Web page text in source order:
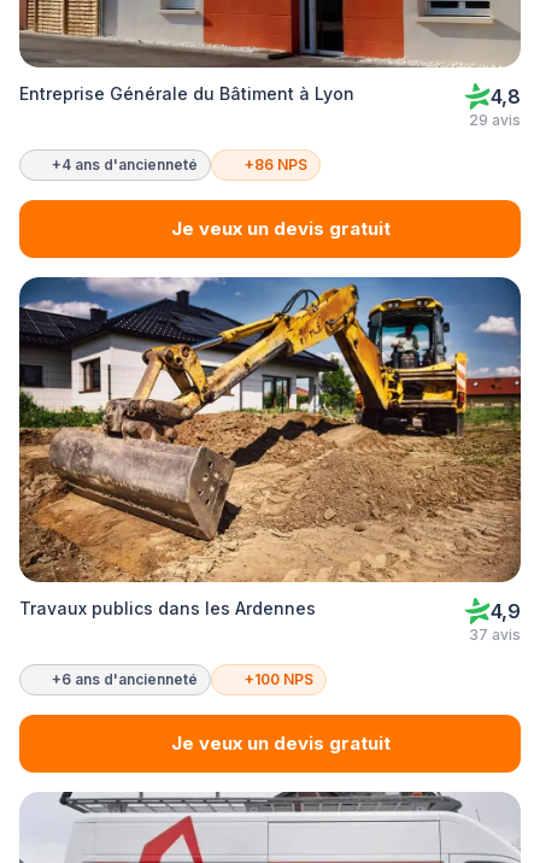
Entreprise Générale du Bâtiment à Lyon 4,8
29 avis
+4 ans d'ancienneté +86 NPS
Je veux un devis gratuit
Travaux publics dans les Ardennes 4,9
37 avis
+6 ans d'ancienneté +100 NPS
Je veux un devis gratuit